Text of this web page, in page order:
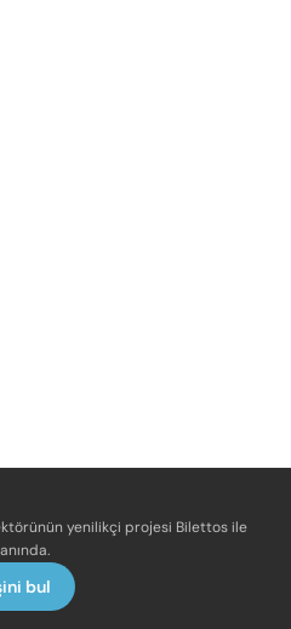
yenilikçi projesi Bilettos ile
bul